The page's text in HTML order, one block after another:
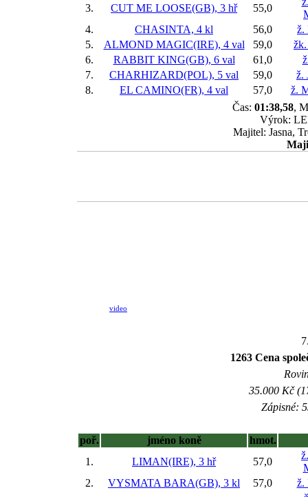
3.
CUT ME LOOSE(GB), 3 hř 55,0
4.
CHASINTA, 4 kl 56,0
ž.
5.
ALMOND MAGIC(IRE), 4 val 59,0
6.
RABBIT KING(GB), 6 val 61,0
7.
CHARHIZARD(POL), 5 val 59,0
ž.
8.
EL CAMINO(FR), 4 val 57,0
ž.
Čas: 01:38,58,
Výrok:
Majitel: Jasna,
video
1263 Cena
35.000 Kč
Zápisné:
poř. jméno koně
hmot.
1.
LIMAN(IRE), 3 hř 57,0
2.
VYSMATA BARA(GB), 3 kl 57,0
ž.